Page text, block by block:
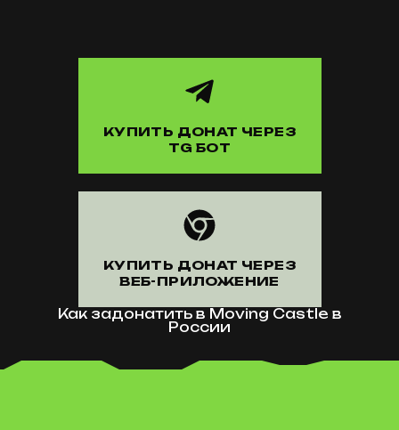
КУПИТЬ ДОНАТ ЧЕРЕЗ
TG БОТ
КУПИТЬ ДОНАТ ЧЕРЕЗ
ВЕБ-ПРИЛОЖЕНИЕ
Как задонатить в Moving Castle в
России